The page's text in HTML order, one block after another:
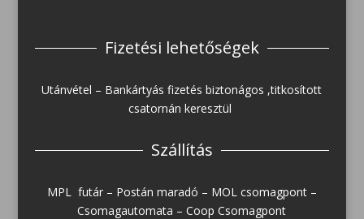
Fizetési lehetőségek
Utánvétel – Bankártyás fizetés biztonágos ,titkosított
csatornán keresztül
Szállítás
MPL futár – Postán maradó – MOL csomagpont –
Csomagautomata – Coop Csomagpont